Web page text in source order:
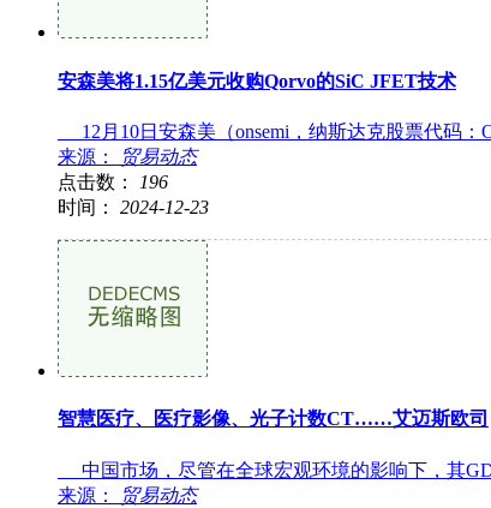
安森美将1.15亿美元收购Qorvo的SiC JFET技术
12月10日安森美（onsemi，纳斯达克股票代码：
来源：
贸易动态
点击数：
196
时间： 2024-12-23
智慧医疗、医疗影像、光子计数CT……艾迈斯欧司
中国市场，尽管在全球宏观环境的影响下，其
来源：
贸易动态